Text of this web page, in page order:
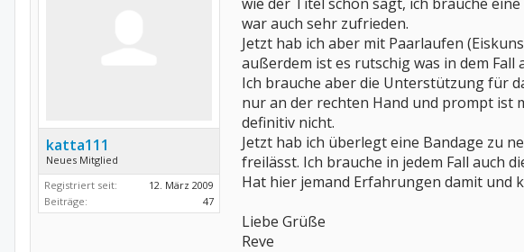
katta111
Neues Mitglied
Registriert seit:
12. März 2009
Beiträge:
47
war auch sehr zufrieden.
Jetzt hab ich aber mit Paarlaufen
außerdem ist es rutschig was in dem Fall
Ich brauche aber die Unterstützung für
nur an der rechten Hand und prompt ist
definitiv nicht.
Jetzt hab ich überlegt eine Bandage zu
freilässt. Ich brauche in jedem Fall auch
Hat hier jemand Erfahrungen damit und
Liebe Grüße
Reve